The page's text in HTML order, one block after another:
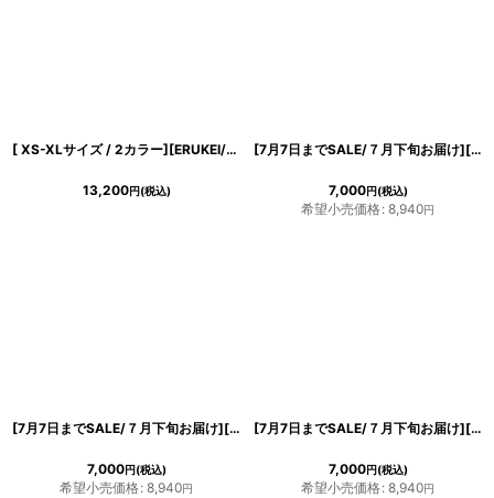
[ XS-XLサイズ / 2カラー][ERUKEI/GINZA COUTURE]シンプル・無地・ケープ・ジャケット[送料無料]
13,200円(税込)
[7月7日までSALE/７月下旬お届け][ フリーサイズ / 2カラー ][EleHast]長袖・メッシュニット・クロシェ・レイヤード・ロング・スウィムウェア[薗田杏奈着用]
7,000円(税込)
希望小売価格: 8,940円
[7月7日までSALE/７月下旬お届け][ フリーサイズ / 2カラー ][EleHast]シンプル・背中開き・長袖・シースルー・サマーニット・レイヤード・スウィムウェア[薗田杏奈着用]
7,000円(税込)
希望小売価格: 8,940円
[7月7日までSALE/７月下旬お届け][ フリーサイズ / 1カラー ][EleHast]アイボリー・襟付き・長袖・メッシュニット・クロシェ・レイヤード・スウィムウェア[薗田杏奈着用]
7,000円(税込)
希望小売価格: 8,940円